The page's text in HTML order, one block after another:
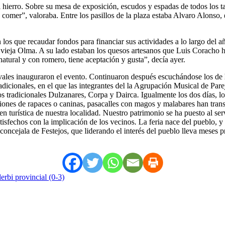
Sobre su mesa de exposición, escudos y espadas de todos los
valoraba. Entre los pasillos de la plaza estaba Alvaro
que recaudar fondos para financiar sus actividades a lo largo del
Olma. A su lado estaban los quesos artesanos que Luis
y con romero, tiene aceptación y gusta”, decía ayer.
inauguraron el evento. Continuaron después escuchándose los
en el que las integrantes del la Agrupación Musical de
tradicionales Dulzanares, Corpa y Dairca. Igualmente los dos días,
de rapaces o caninas, pasacalles con magos y malabares han
turística de nuestra localidad. Nuestro patrimonio se ha puesto al
con la implicación de los vecinos. La feria nace del pueblo,
de Festejos, que liderando el interés del pueblo lleva
provincial (0-3)